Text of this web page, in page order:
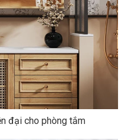
đại cho phòng tắm